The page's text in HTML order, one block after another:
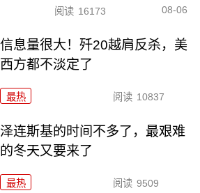
阅读 16173 08-06
信息量很大！歼20越肩反杀，美
西方都不淡定了
最热 阅读 10837
泽连斯基的时间不多了，最艰难
的冬天又要来了
最热 阅读 9509